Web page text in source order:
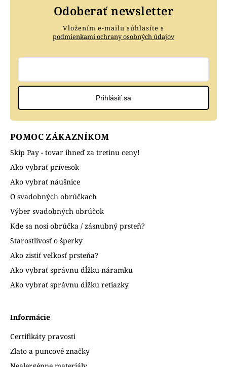
POMOC ZÁKAZNÍKOM
Skip Pay - tovar ihneď za tretinu ceny!
Ako vybrať prívesok
Ako vybrať náušnice
O svadobných obrúčkach
Výber svadobných obrúčok
Kde sa nosí obrúčka / zásnubný prsteň?
Starostlivosť o šperky
Ako zistiť veľkosť prsteňa?
Ako vybrať správnu dĺžku náramku
Ako vybrať správnu dĺžku retiazky
Informácie
Certifikáty pravosti
Zlato a puncové značky
Odoberať newsletter
Vložením e-mailu súhlasíte s
podmienkami ochrany osobných údajov
Prihlásiť sa